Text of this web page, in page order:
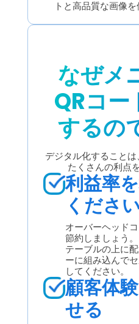
トと高品質な画像を
なぜメ
QRコー
するの
デジタル化すること
たくさんの利点
利益率
ください
オーバーヘッド
節約しましょう
テーブルの上に
ーに組み込んで
してください。
顧客体
せる